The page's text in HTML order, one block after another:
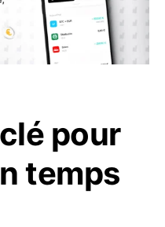
pour
temps